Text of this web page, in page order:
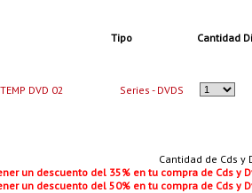
Tipo Cantidad
DVD 02 Series - DVDS
Cantidad de Cds y
un descuento del 35% en tu compra de Cds y
un descuento del 50% en tu compra de Cds y